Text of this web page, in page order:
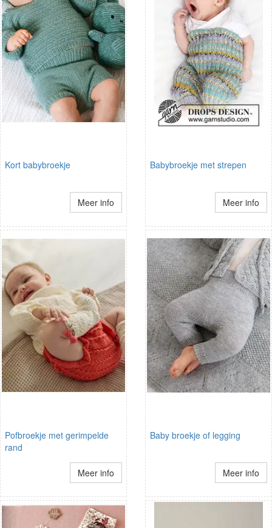
Kort babybroekje
Meer info
Babybroekje met strepen
Meer info
Pofbroekje met gerimpelde
rand
Meer info
Baby broekje of legging
Meer info